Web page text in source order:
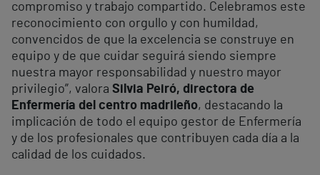
compromiso y trabajo compartido. Celebramos este
reconocimiento con orgullo y con humildad,
convencidos de que la excelencia se construye en
equipo y de que cuidar seguirá siendo siempre
nuestra mayor responsabilidad y nuestro mayor
privilegio”, valora Silvia Peiró, directora de
Enfermería del centro madrileño, destacando la
implicación de todo el equipo gestor de Enfermería
y de los profesionales que contribuyen cada día a la
calidad de los cuidados.